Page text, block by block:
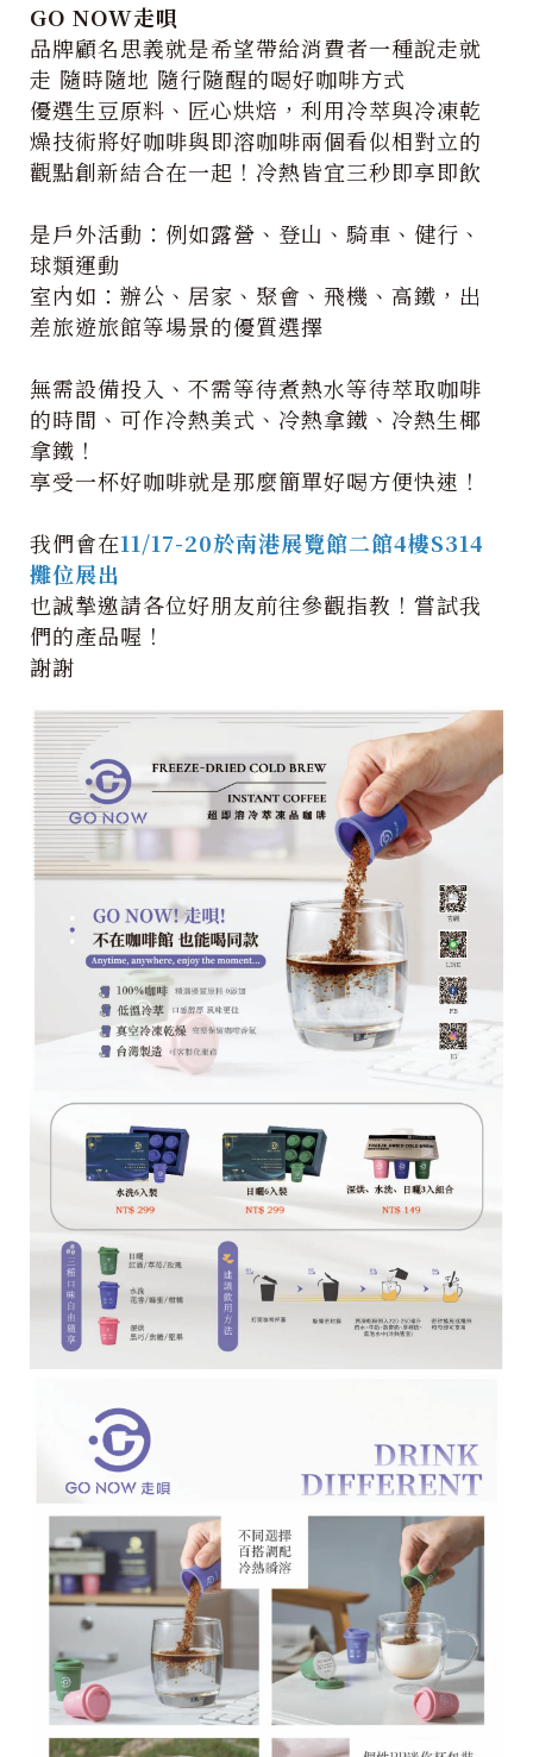
GO NOW走唄
品牌顧名思義就是希望帶給消費者一種說走就
走 隨時隨地 隨行隨醒的喝好咖啡方式
優選生豆原料、匠心烘焙，利用冷萃與冷凍乾
燥技術將好咖啡與即溶咖啡兩個看似相對立的
觀點創新結合在一起！冷熱皆宜三秒即享即飲
是戶外活動：例如露營、登山、騎車、健行、
球類運動
室內如：辦公、居家、聚會、飛機、高鐵，出
差旅遊旅館等場景的優質選擇
無需設備投入、不需等待煮熱水等待萃取咖啡
的時間、可作冷熱美式、冷熱拿鐵、冷熱生椰
拿鐵！
享受一杯好咖啡就是那麼簡單好喝方便快速！
我們會在11/17-20於南港展覽館二館4樓S314
攤位展出
也誠摯邀請各位好朋友前往參觀指教！嘗試我
們的產品喔！
謝謝